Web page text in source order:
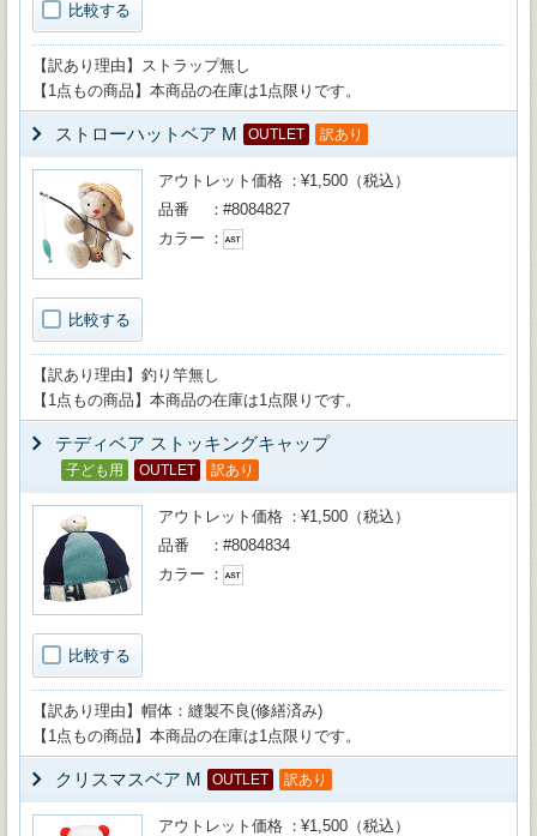
比較する
【訳あり理由】ストラップ無し
【1点もの商品】本商品の在庫は1点限りです。
ストローハットベア M OUTLET 訳あり
比較する
アウトレット価格
¥1,500（税込）
品番
#8084827
カラー
【訳あり理由】釣り竿無し
【1点もの商品】本商品の在庫は1点限りです。
テディベア ストッキングキャップ
子ども用 OUTLET 訳あり
比較する
アウトレット価格
¥1,500（税込）
品番
#8084834
カラー
【訳あり理由】帽体：縫製不良(修繕済み)
【1点もの商品】本商品の在庫は1点限りです。
クリスマスベア M OUTLET 訳あり
アウトレット価格 ¥1,500（税込）